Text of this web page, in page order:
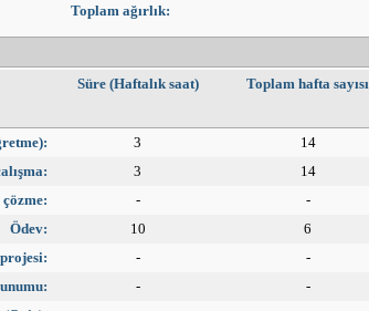
Toplam ağırlık:
Süre (Haftalık saat) Toplam hafta sayısı
3 14
3 14
- -
Ödev:
10 6
- -
- -